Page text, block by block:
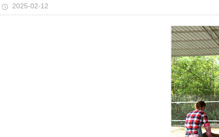
2025-02-12